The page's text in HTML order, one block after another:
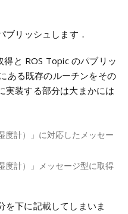
ブリッシュします．
と ROS Topic のパブリッ
ある既存のルーチンをその
実装する部分は大まかには
度計）」に対応したメッセー
度計）」メッセージ型に取得
を下に記載してしまいま